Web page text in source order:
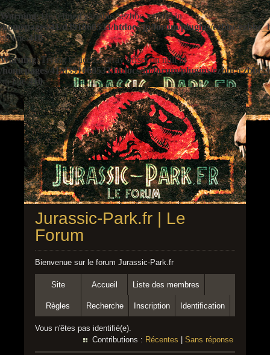
Warning: Undefined variable $ezbbc_config in
/homepages/41/d391060533/htdocs/jp/forum/plugins/ezbbc/
on line410
Warning: Trying to access array offset on null in
/homepages/41/d391060533/htdocs/jp/forum/plugins/ezbbc/
on line410
Jurassic-Park.fr | Le
Forum
Bienvenue sur le forum Jurassic-Park.fr
Site Accueil Liste des membres
Règles Recherche Inscription Identification
Vous n'êtes pas identifié(e).
Contributions : Récentes Sans réponse